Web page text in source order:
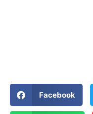
Facebook